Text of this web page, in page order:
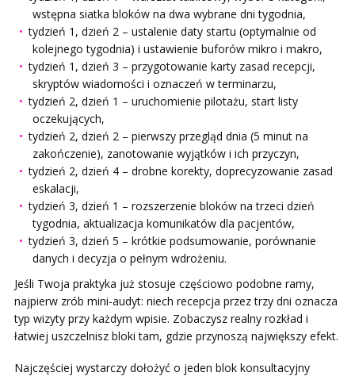
wstępna siatka bloków na dwa wybrane dni tygodnia,
tydzień 1, dzień 2 – ustalenie daty startu (optymalnie od
kolejnego tygodnia) i ustawienie buforów mikro i makro,
tydzień 1, dzień 3 – przygotowanie karty zasad recepcji,
skryptów wiadomości i oznaczeń w terminarzu,
tydzień 2, dzień 1 – uruchomienie pilotażu, start listy
oczekujących,
tydzień 2, dzień 2 – pierwszy przegląd dnia (5 minut na
zakończenie), zanotowanie wyjątków i ich przyczyn,
tydzień 2, dzień 4 – drobne korekty, doprecyzowanie zasad
eskalacji,
tydzień 3, dzień 1 – rozszerzenie bloków na trzeci dzień
tygodnia, aktualizacja komunikatów dla pacjentów,
tydzień 3, dzień 5 – krótkie podsumowanie, porównanie
danych i decyzja o pełnym wdrożeniu.
Jeśli Twoja praktyka już stosuje częściowo podobne ramy,
najpierw zrób mini-audyt: niech recepcja przez trzy dni oznacza
typ wizyty przy każdym wpisie. Zobaczysz realny rozkład i
łatwiej uszczelnisz bloki tam, gdzie przynoszą największy efekt.
Najczęściej wystarczy dołożyć o jeden blok konsultacyjny